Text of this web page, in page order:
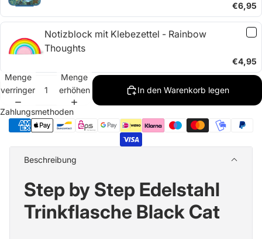
€6,95
Notizblock mit Klebezettel - Rainbow
Thoughts
€4,95
Menge
verringern
Menge
erhöhen
In den Warenkorb legen
Zahlungsmethoden
Beschreibung
Step by Step Edelstahl
Trinkflasche Black Cat